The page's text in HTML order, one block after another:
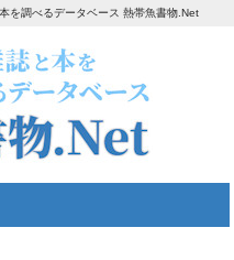
を調べるデータベース 熱帯魚書物.Net